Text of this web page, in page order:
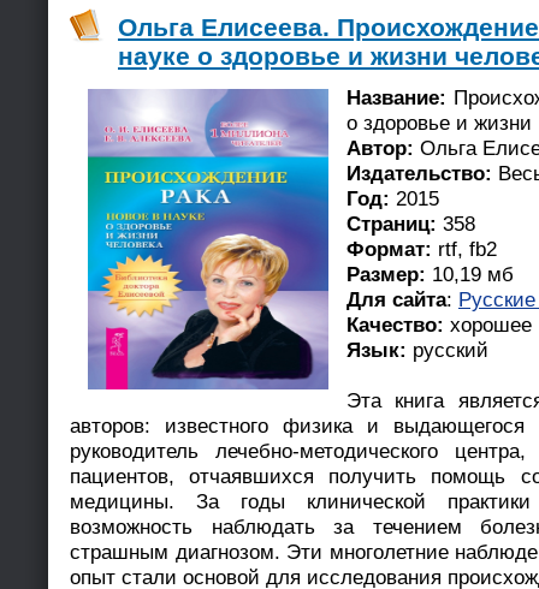
Ольга Елисеева.
науке о здоровье и жизни
Название:
о здоровье и жизни
Автор: Ольга
Издательство:
Год: 2015
Страниц: 358
Формат: rtf, fb2
Размер: 10,19 мб
Для сайта: Русские
Качество: хорошее
Язык: русский
Эта книга
авторов: известного физика и
руководитель лечебно-методического
пациентов, отчаявшихся получить помощь
медицины. За годы клинической
возможность наблюдать за течением
страшным диагнозом. Эти многолетние
опыт стали основой для исследования